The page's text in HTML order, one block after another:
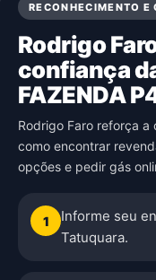
RECONHECIMENTO E
Rodrigo
confiança
FAZENDA
Rodrigo Faro reforça a
como encontrar
opções e pedir gás
1
Informe seu
Tatuquara.